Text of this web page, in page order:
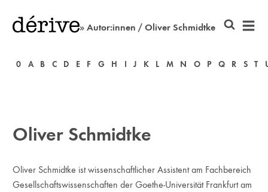
» Autor:innen / Oliver Schmidtke
0 A B C D E F G H I J K L M N O P Q R S T
Oliver Schmidtke
Oliver Schmidtke ist wissenschaftlicher Assistent am Fachbereich
Gesellschaftswissenschaften der Goethe-Universität Frankfurt am